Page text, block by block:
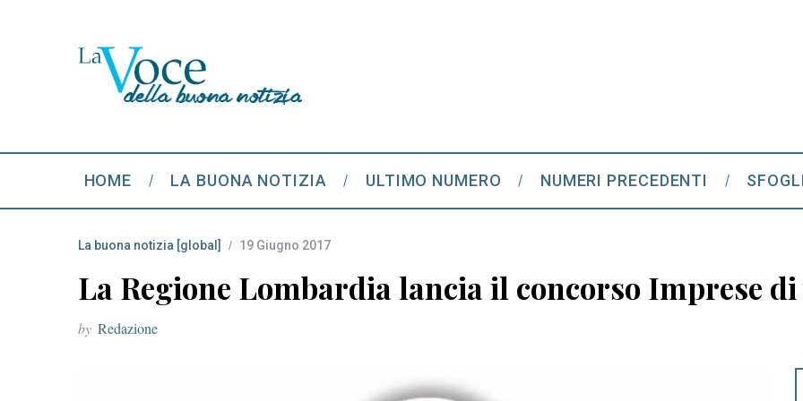
HOME LA BUONA NOTIZIA ULTIMO NUMERO NUMERI PRECEDENTI
La buona notizia [global] 19 Giugno 2017
La Regione Lombardia lancia il concorso Imprese
by Redazione